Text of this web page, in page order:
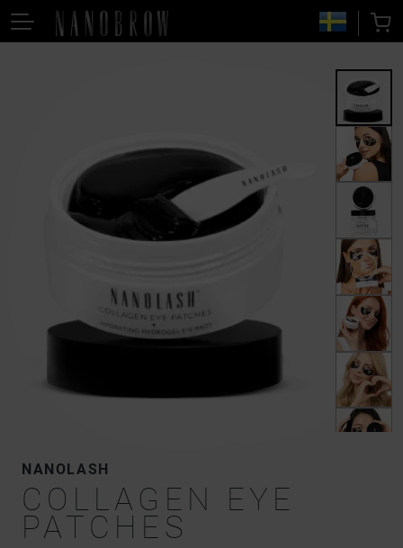
NANOLASH
COLLAGEN EYE
PATCHES